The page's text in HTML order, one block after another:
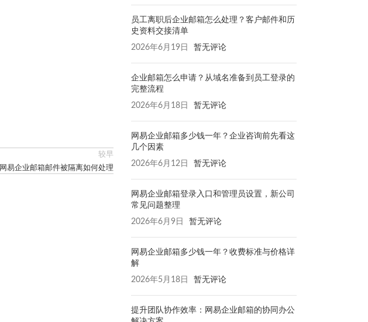
较早
网易企业邮箱邮件被隔离如何处理
员工离职后企业邮箱怎么处理？客户邮件和历
史资料交接清单
2026年6月19日 暂无评论
企业邮箱怎么申请？从域名准备到员工登录的
完整流程
2026年6月18日 暂无评论
网易企业邮箱多少钱一年？企业咨询前先看这
几个因素
2026年6月12日 暂无评论
网易企业邮箱登录入口和管理员设置，新公司
常见问题整理
2026年6月9日 暂无评论
网易企业邮箱多少钱一年？收费标准与价格详
解
2026年5月18日 暂无评论
提升团队协作效率：网易企业邮箱的协同办公